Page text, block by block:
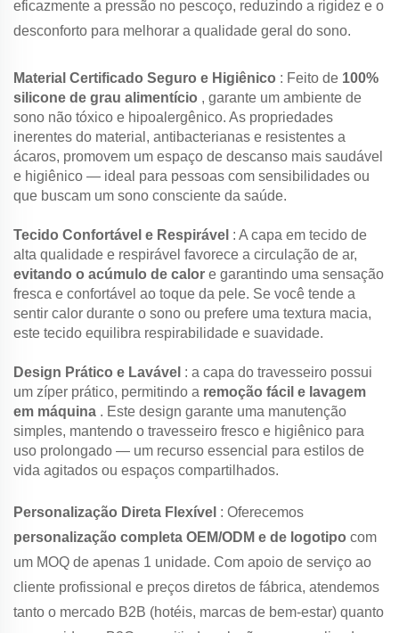
eficazmente a pressão no pescoço, reduzindo a rigidez e o
desconforto para melhorar a qualidade geral do sono.
Material Certificado Seguro e Higiênico : Feito de 100%
silicone de grau alimentício , garante um ambiente de
sono não tóxico e hipoalergênico. As propriedades
inerentes do material, antibacterianas e resistentes a
ácaros, promovem um espaço de descanso mais saudável
e higiênico — ideal para pessoas com sensibilidades ou
que buscam um sono consciente da saúde.
Tecido Confortável e Respirável : A capa em tecido de
alta qualidade e respirável favorece a circulação de ar,
evitando o acúmulo de calor e garantindo uma sensação
fresca e confortável ao toque da pele. Se você tende a
sentir calor durante o sono ou prefere uma textura macia,
este tecido equilibra respirabilidade e suavidade.
Design Prático e Lavável : a capa do travesseiro possui
um zíper prático, permitindo a remoção fácil e lavagem
em máquina . Este design garante uma manutenção
simples, mantendo o travesseiro fresco e higiênico para
uso prolongado — um recurso essencial para estilos de
vida agitados ou espaços compartilhados.
Personalização Direta Flexível : Oferecemos
personalização completa OEM/ODM e de logotipo com
um MOQ de apenas 1 unidade. Com apoio de serviço ao
cliente profissional e preços diretos de fábrica, atendemos
tanto o mercado B2B (hotéis, marcas de bem-estar) quanto